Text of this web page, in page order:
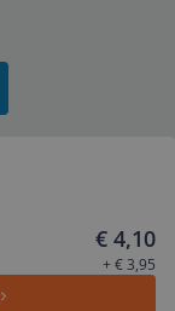
€ 4,10
+ € 3,95